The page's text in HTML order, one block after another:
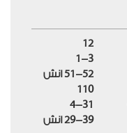
12
1-3
51-52 انش
110
4-31
29-39 انش